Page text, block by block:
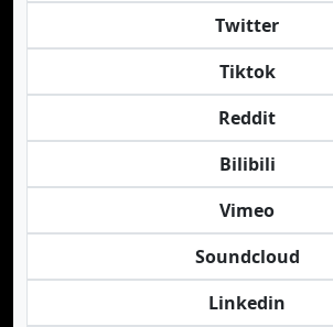
Twitter
Tiktok
Reddit
Bilibili
Vimeo
Soundcloud
Linkedin